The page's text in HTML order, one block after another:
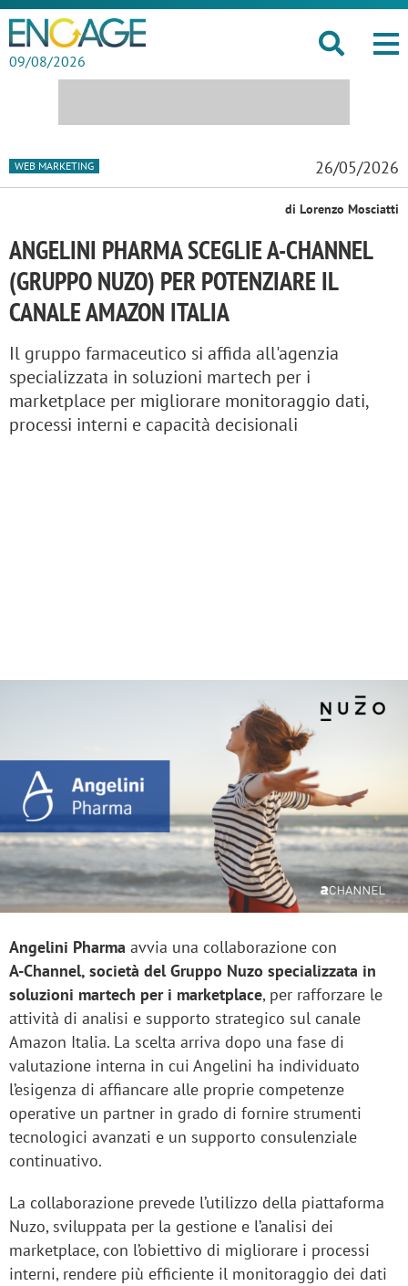
09/08/2026
WEB MARKETING 26/05/2026
di Lorenzo Mosciatti
ANGELINI PHARMA SCEGLIE A-CHANNEL
(GRUPPO NUZO) PER POTENZIARE IL
CANALE AMAZON ITALIA
Il gruppo farmaceutico si affida all'agenzia
specializzata in soluzioni martech per i
marketplace per migliorare monitoraggio dati,
processi interni e capacità decisionali
Angelini Pharma avvia una collaborazione con
A‑Channel, società del Gruppo Nuzo specializzata in
soluzioni martech per i marketplace, per rafforzare le
attività di analisi e supporto strategico sul canale
Amazon Italia. La scelta arriva dopo una fase di
valutazione interna in cui Angelini ha individuato
l’esigenza di affiancare alle proprie competenze
operative un partner in grado di fornire strumenti
tecnologici avanzati e un supporto consulenziale
continuativo.
La collaborazione prevede l’utilizzo della piattaforma
Nuzo, sviluppata per la gestione e l’analisi dei
marketplace, con l’obiettivo di migliorare i processi
interni, rendere più efficiente il monitoraggio dei dati